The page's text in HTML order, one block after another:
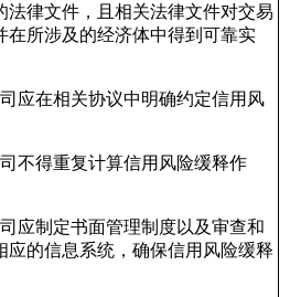
法律文件，且相关法律文件对交易
在所涉及的经济体中得到可靠实
应在相关协议中明确约定信用风
不得重复计算信用风险缓释作
应制定书面管理制度以及审查和
应的信息系统，确保信用风险缓释